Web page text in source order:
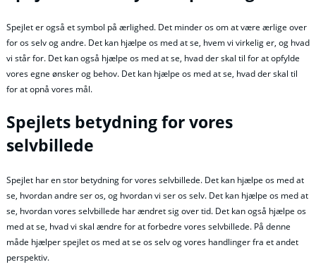
Spejlet er også et symbol på ærlighed. Det minder os om at være ærlige over
for os selv og andre. Det kan hjælpe os med at se, hvem vi virkelig er, og hvad
vi står for. Det kan også hjælpe os med at se, hvad der skal til for at opfylde
vores egne ønsker og behov. Det kan hjælpe os med at se, hvad der skal til
for at opnå vores mål.
Spejlets betydning for vores
selvbillede
Spejlet har en stor betydning for vores selvbillede. Det kan hjælpe os med at
se, hvordan andre ser os, og hvordan vi ser os selv. Det kan hjælpe os med at
se, hvordan vores selvbillede har ændret sig over tid. Det kan også hjælpe os
med at se, hvad vi skal ændre for at forbedre vores selvbillede. På denne
måde hjælper spejlet os med at se os selv og vores handlinger fra et andet
perspektiv.